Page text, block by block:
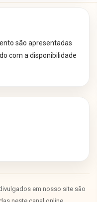
são apresentadas
com a disponibilidade
em nosso site são